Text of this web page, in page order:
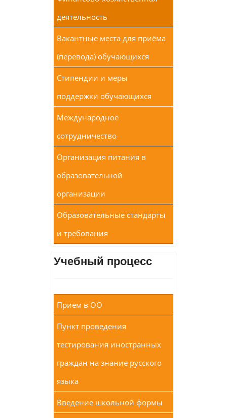
деятельность
Вакантные места для приёма
(перевода) обучающихся
Стипендии и меры
поддержки обучающихся
Международное
сотрудничество
Организация питания в
образовательной
организации
Образовательные стандарты
и требования
Учебный процесс
Прием в ОО
Пункт проведения
тестирования иностранных
граждан на знание русского
языка
Введение школьной формы